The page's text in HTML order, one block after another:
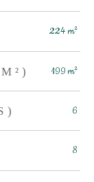
224 m²
199 m²
6
8